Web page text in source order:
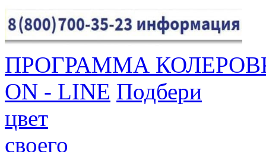
ПРОГРАММА
ON - LINE Подбери
цвет
своего